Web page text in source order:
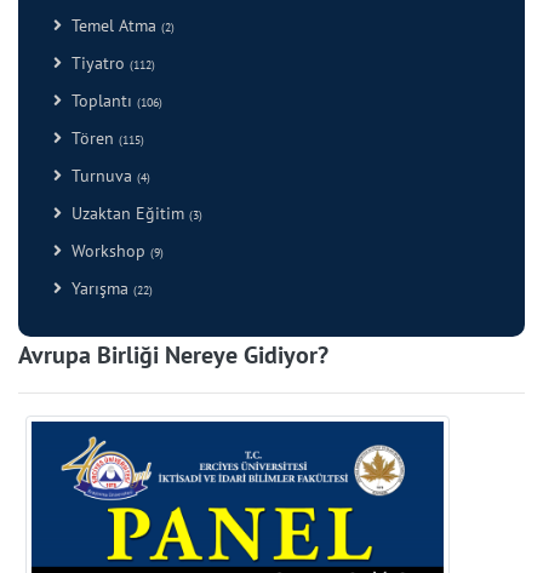
Temel Atma (2)
Tiyatro (112)
Toplantı (106)
Tören (115)
Turnuva (4)
Uzaktan Eğitim (3)
Workshop (9)
Yarışma (22)
Avrupa Birliği Nereye Gidiyor?